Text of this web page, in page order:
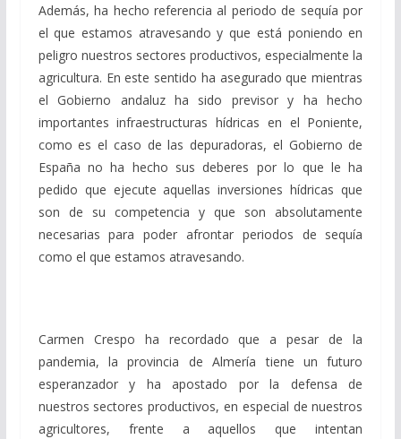
Además, ha hecho referencia al periodo de sequía por
el que estamos atravesando y que está poniendo en
peligro nuestros sectores productivos, especialmente la
agricultura. En este sentido ha asegurado que mientras
el Gobierno andaluz ha sido previsor y ha hecho
importantes infraestructuras hídricas en el Poniente,
como es el caso de las depuradoras, el Gobierno de
España no ha hecho sus deberes por lo que le ha
pedido que ejecute aquellas inversiones hídricas que
son de su competencia y que son absolutamente
necesarias para poder afrontar periodos de sequía
como el que estamos atravesando.
Carmen Crespo ha recordado que a pesar de la
pandemia, la provincia de Almería tiene un futuro
esperanzador y ha apostado por la defensa de
nuestros sectores productivos, en especial de nuestros
agricultores, frente a aquellos que intentan